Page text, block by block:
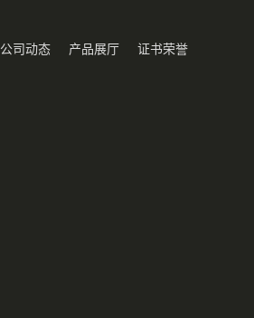
公司动态 产品展厅 证书荣誉